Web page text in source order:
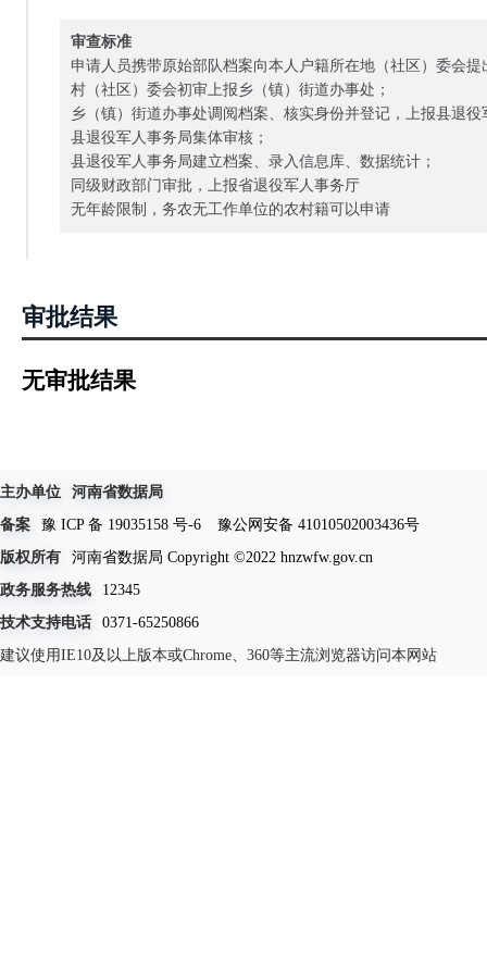
审查标准
申请人员携带原始部队档案向本人户籍所在地（社区）委会提
村（社区）委会初审上报乡（镇）街道办事处；
乡（镇）街道办事处调阅档案、核实身份并登记，上报县退役
县退役军人事务局集体审核；
县退役军人事务局建立档案、录入信息库、数据统计；
同级财政部门审批，上报省退役军人事务厅
无年龄限制，务农无工作单位的农村籍可以申请
审批结果
无审批结果
主办单位
河南省数据局
备案
豫 ICP 备 19035158 号-6
豫公网安备 41010502003436号
版权所有
河南省数据局 Copyright ©2022 hnzwfw.gov.cn
政务服务热线
12345
技术支持电话
0371-65250866
建议使用IE10及以上版本或Chrome、360等主流浏览器访问本网站